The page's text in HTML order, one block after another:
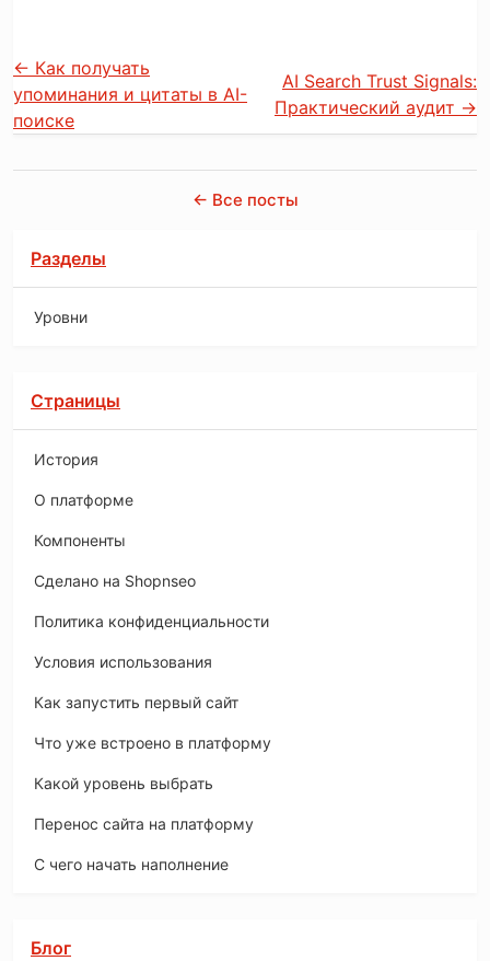
← Как получать
упоминания и цитаты в AI-
поиске
AI Search Trust Signals:
Практический аудит →
← Все посты
Разделы
Уровни
Страницы
История
O платформе
Компоненты
Сделано на Shopnseo
Политика конфиденциальности
Условия использования
Как запустить первый сайт
Что уже встроено в платформу
Какой уровень выбрать
Перенос сайта на платформу
С чего начать наполнение
Блог